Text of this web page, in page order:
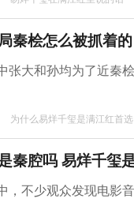
秦桧怎么被抓着
张大和孙均为了近秦
为什么易烊千玺是满江红首选
秦腔吗 易烊千玺
，不少观众发现电影